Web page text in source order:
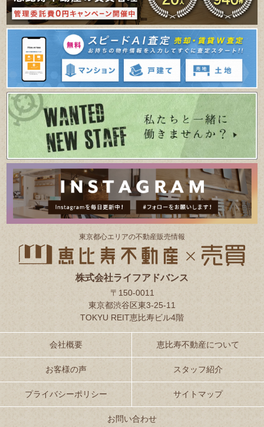
東京都⼼エリアの不動産販売情報
株式会社ライフアドバンス
〒150-0011
東京都渋谷区東3-25-11
TOKYU REIT恵比寿ビル4階
会社概要 恵比寿不動産について
お客様の声 スタッフ紹介
プライバシーポリシー サイトマップ
お問い合わせ